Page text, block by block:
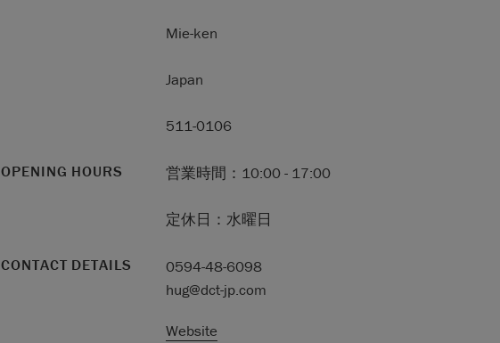
Mie-ken
Japan
511-0106
OPENING HOURS 営業時間：10:00 - 17:00
定休日：水曜日
CONTACT DETAILS
0594-48-6098
hug@dct-jp.com
Website